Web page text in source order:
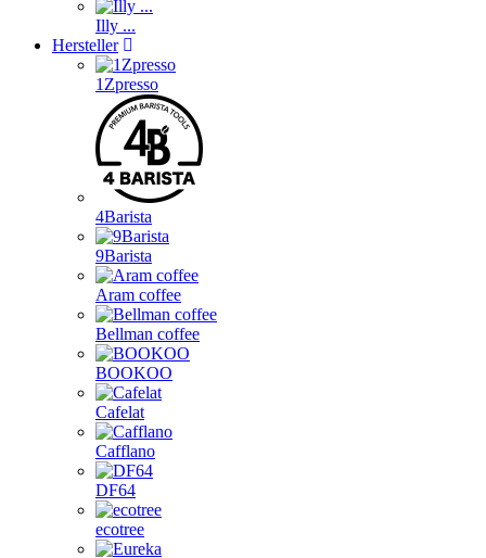
Illy ...
Hersteller
1Zpresso
4Barista
9Barista
Aram coffee
Bellman coffee
BOOKOO
Cafelat
Cafflano
DF64
ecotree